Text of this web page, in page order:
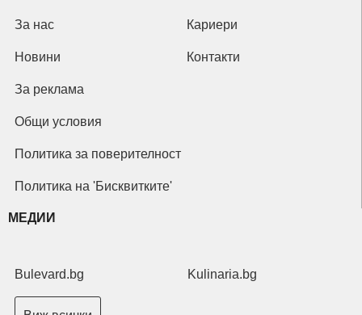
За нас Кариери
Новини Контакти
За реклама
Общи условия
Политика за поверителност
Политика на 'Бисквитките'
МЕДИИ
Bulevard.bg Kulinaria.bg